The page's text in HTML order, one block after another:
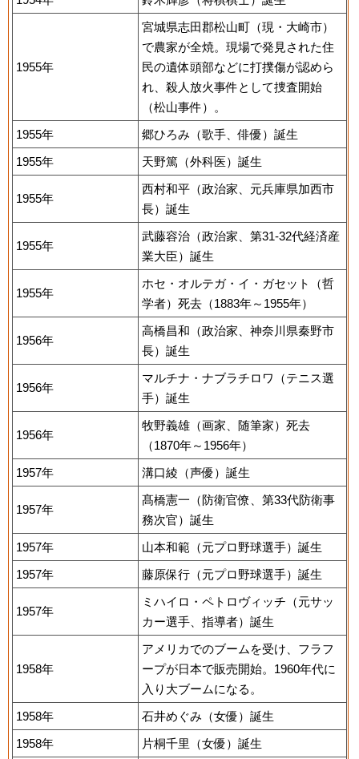
1955年
宮城県志田郡松山町（現・大崎市）
で農家が全焼。現場で発見された住
民の遺体頭部などに打撲傷が認めら
れ、殺人放火事件として捜査開始
（松山事件）。
1955年
郷ひろみ（歌手、俳優）誕生
1955年
天野篤（外科医）誕生
1955年
西村和平（政治家、元兵庫県加西市
長）誕生
1955年
武藤容治（政治家、第31-32代経済産
業大臣）誕生
1955年
ホセ・オルテガ・イ・ガセット（哲
学者）死去（1883年～1955年）
1956年
高橋昌和（政治家、神奈川県秦野市
長）誕生
1956年
マルチナ・ナブラチロワ（テニス選
手）誕生
1956年
牧野義雄（画家、随筆家）死去
（1870年～1956年）
1957年
溝口綾（声優）誕生
1957年
髙橋憲一（防衛官僚、第33代防衛事
務次官）誕生
1957年
山本和範（元プロ野球選手）誕生
1957年
藤原保行（元プロ野球選手）誕生
1957年
ミハイロ・ペトロヴィッチ（元サッ
カー選手、指導者）誕生
1958年
アメリカでのブームを受け、フラフ
ープが日本で販売開始。1960年代に
入り大ブームになる。
1958年
石井めぐみ（女優）誕生
1958年
片桐千里（女優）誕生